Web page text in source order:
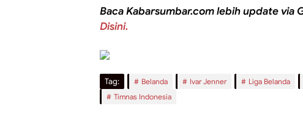
Baca Kabarsumbar.com lebih update via
Disini.
Tag: Belanda Ivar Jenner Liga Belanda
Timnas Indonesia